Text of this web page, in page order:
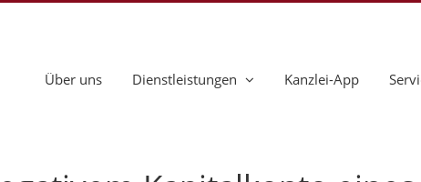
Über uns Dienstleistungen Kanzlei-App